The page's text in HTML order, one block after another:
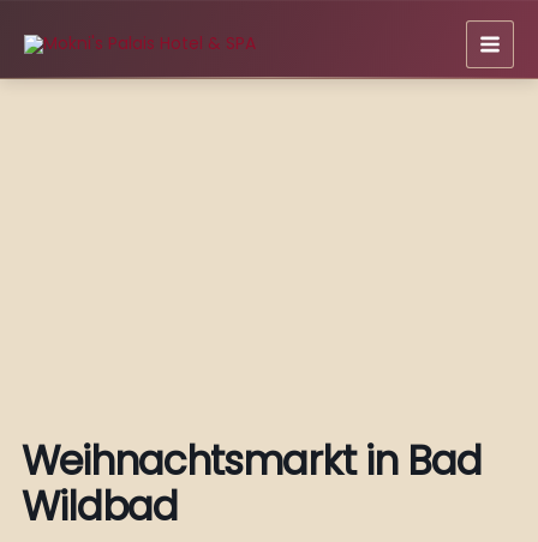
Inhalt
springen
Weihnachtsmarkt in Bad
Wildbad